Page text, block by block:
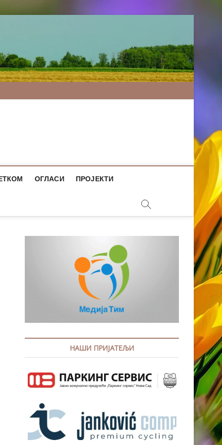
ОГЛАСИ ПРОЈЕКТИ
НАШИ ПРИЈАТЕЉИ